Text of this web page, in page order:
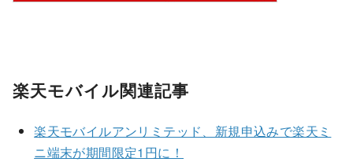
楽天モバイル関連記事
楽天モバイルアンリミテッド、新規申込みで楽天ミ
ニ端末が期間限定1円に！